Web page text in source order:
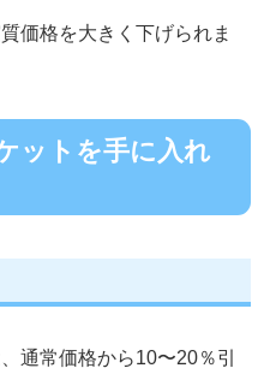
価格を大きく下げられま
ットを手に入れ
通常価格から10〜20％引